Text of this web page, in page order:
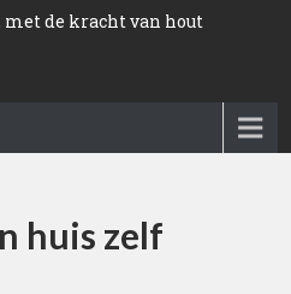
met de kracht van hout
huis zelf